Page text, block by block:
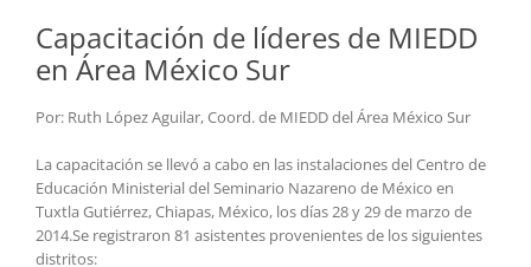
Capacitación de líderes de MIEDD
en Área México Sur
Por: Ruth López Aguilar, Coord. de MIEDD del Área México Sur
La capacitación se llevó a cabo en las instalaciones del Centro de
Educación Ministerial del Seminario Nazareno de México en
Tuxtla Gutiérrez, Chiapas, México, los días 28 y 29 de marzo de
2014.Se registraron 81 asistentes provenientes de los siguientes
distritos: